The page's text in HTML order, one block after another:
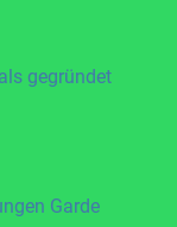
gegründet